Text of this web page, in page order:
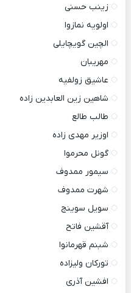
زینب حسنی
اولویه نمازوا
الچین گویچایلی
مهریبان
عاشیق زولفیه
شاهین زین العابدین زاده
طالب طالع
اوزیر مهدی زاده
گونل محرموا
سیمور ممدوف
شهرت ممدوف
سویل سوینج
آقشین فاتح
شبنم قهرمانوا
تورکان ولیزاده
افشین آذری